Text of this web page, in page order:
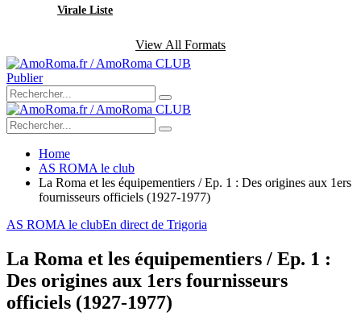
Virale Liste
View All Formats
Publier
Home
AS ROMA le club
La Roma et les équipementiers / Ep. 1 : Des origines aux 1ers
fournisseurs officiels (1927-1977)
AS ROMA le clubEn direct de Trigoria
La Roma et les équipementiers / Ep. 1 :
Des origines aux 1ers fournisseurs
officiels (1927-1977)